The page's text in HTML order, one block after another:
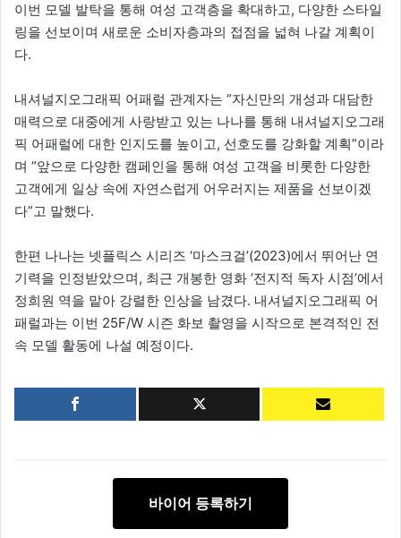
이번 모델 발탁을 통해 여성 고객층을 확대하고, 다양한 스타일
링을 선보이며 새로운 소비자층과의 접점을 넓혀 나갈 계획이
다.
내셔널지오그래픽 어패럴 관계자는 “자신만의 개성과 대담한
매력으로 대중에게 사랑받고 있는 나나를 통해 내셔널지오그래
픽 어패럴에 대한 인지도를 높이고, 선호도를 강화할 계획”이라
며 “앞으로 다양한 캠페인을 통해 여성 고객을 비롯한 다양한
고객에게 일상 속에 자연스럽게 어우러지는 제품을 선보이겠
다”고 말했다.
한편 나나는 넷플릭스 시리즈 ‘마스크걸’(2023)에서 뛰어난 연
기력을 인정받았으며, 최근 개봉한 영화 ‘전지적 독자 시점’에서
정희원 역을 맡아 강렬한 인상을 남겼다. 내셔널지오그래픽 어
패럴과는 이번 25F/W 시즌 화보 촬영을 시작으로 본격적인 전
속 모델 활동에 나설 예정이다.
바이어 등록하기